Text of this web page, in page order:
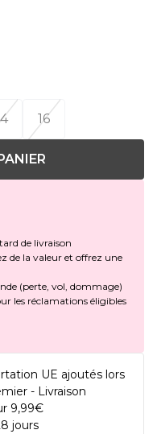
16
de livraison
de la valeur et offrez une
(perte, vol, dommage)
les réclamations éligibles
UE ajoutés lors
- Livraison
9,99€
jours